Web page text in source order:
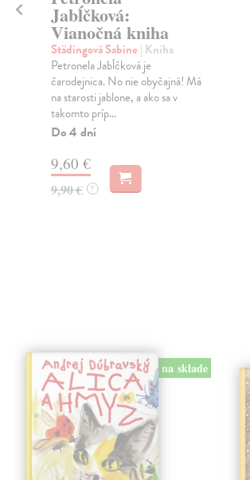
Jabĺčková:
Vianočná kniha
Städingová Sabine | Kniha
Petronela Jabĺčková je
čarodejnica. No nie obyčajná! Má
na starosti jablone, a ako sa v
takomto príp...
Do 4 dní
9,60 €
9,90 € ?
na sklade